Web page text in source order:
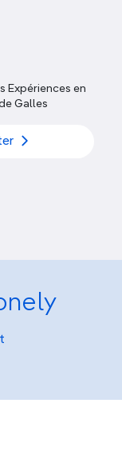
Expériences en
Galles